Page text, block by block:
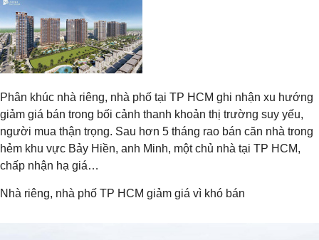
Phân khúc nhà riêng, nhà phố tại TP HCM ghi nhận xu hướng
giảm giá bán trong bối cảnh thanh khoản thị trường suy yếu,
người mua thận trọng. Sau hơn 5 tháng rao bán căn nhà trong
hẻm khu vực Bảy Hiền, anh Minh, một chủ nhà tại TP HCM,
chấp nhận hạ giá…
Nhà riêng, nhà phố TP HCM giảm giá vì khó bán